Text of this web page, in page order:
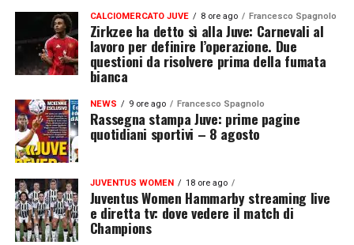
CALCIOMERCATO JUVE 8 ore ago Francesco Spagnolo
Zirkzee ha detto sì alla Juve: Carnevali al
lavoro per definire l’operazione. Due
questioni da risolvere prima della fumata
bianca
NEWS 9 ore ago Francesco Spagnolo
Rassegna stampa Juve: prime pagine
quotidiani sportivi – 8 agosto
JUVENTUS WOMEN 18 ore ago
Juventus Women Hammarby streaming live
e diretta tv: dove vedere il match di
Champions